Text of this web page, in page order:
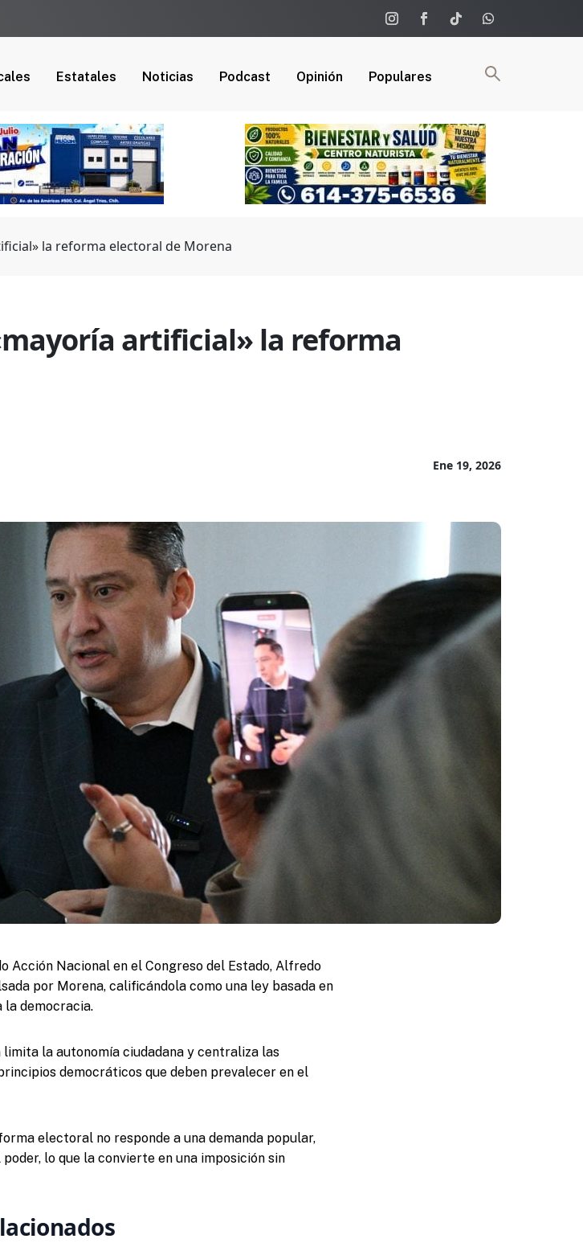
Estatales Noticias Podcast Opinión Populares
la reforma electoral de Morena
artificial» la reforma
Ene 19, 2026
Acción Nacional en el Congreso del Estado, Alfredo
por Morena, calificándola como una ley basada en
democracia.
la autonomía ciudadana y centraliza las
democráticos que deben prevalecer en el
electoral no responde a una demanda popular,
lo que la convierte en una imposición sin